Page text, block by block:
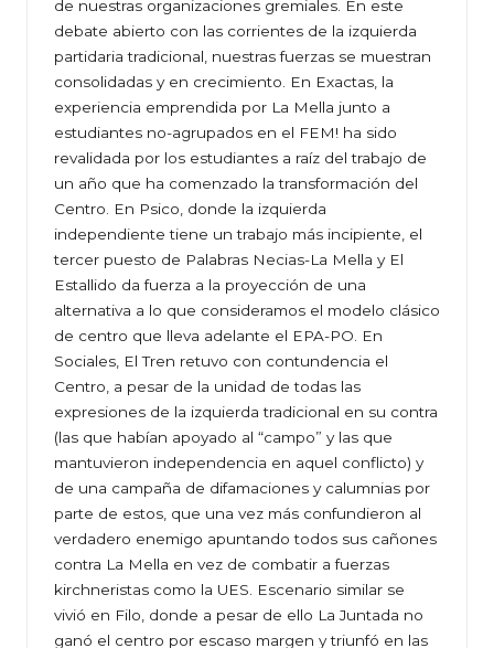
de nuestras organizaciones gremiales. En este
debate abierto con las corrientes de la izquierda
partidaria tradicional, nuestras fuerzas se muestran
consolidadas y en crecimiento. En Exactas, la
experiencia emprendida por La Mella junto a
estudiantes no-agrupados en el FEM! ha sido
revalidada por los estudiantes a raíz del trabajo de
un año que ha comenzado la transformación del
Centro. En Psico, donde la izquierda
independiente tiene un trabajo más incipiente, el
tercer puesto de Palabras Necias-La Mella y El
Estallido da fuerza a la proyección de una
alternativa a lo que consideramos el modelo clásico
de centro que lleva adelante el EPA-PO. En
Sociales, El Tren retuvo con contundencia el
Centro, a pesar de la unidad de todas las
expresiones de la izquierda tradicional en su contra
(las que habían apoyado al “campo” y las que
mantuvieron independencia en aquel conflicto) y
de una campaña de difamaciones y calumnias por
parte de estos, que una vez más confundieron al
verdadero enemigo apuntando todos sus cañones
contra La Mella en vez de combatir a fuerzas
kirchneristas como la UES. Escenario similar se
vivió en Filo, donde a pesar de ello La Juntada no
ganó el centro por escaso margen y triunfó en las